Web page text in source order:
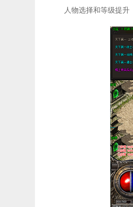
人物选择和等级提升